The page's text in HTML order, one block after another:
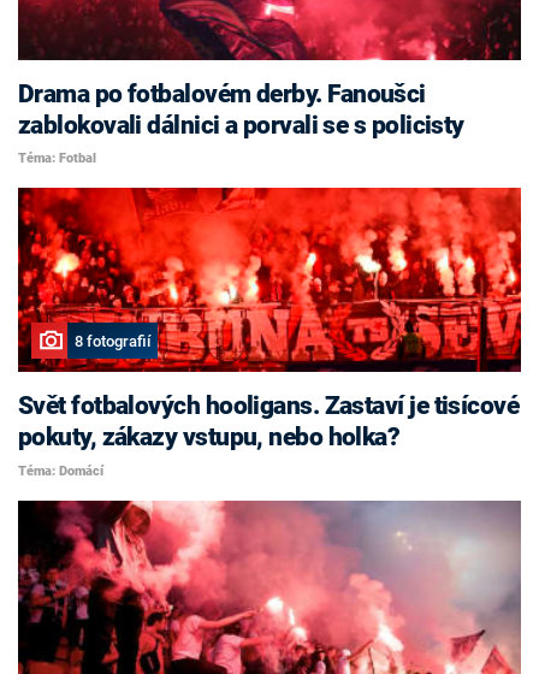
Drama po fotbalovém derby. Fanoušci
zablokovali dálnici a porvali se s policisty
Téma: Fotbal
8 fotografií
Svět fotbalových hooligans. Zastaví je tisícové
pokuty, zákazy vstupu, nebo holka?
Téma: Domácí